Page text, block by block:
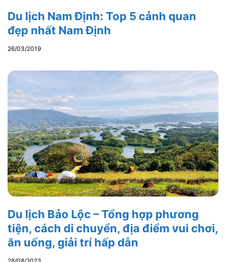
Du lịch Nam Định: Top 5 cảnh quan
đẹp nhất Nam Định
26/03/2019
Du lịch Bảo Lộc – Tổng hợp phương
tiện, cách di chuyển, địa điểm vui chơi,
ăn uống, giải trí hấp dẫn